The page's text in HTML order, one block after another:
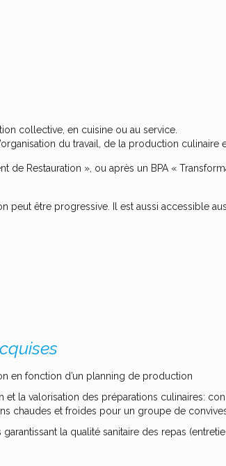
collective, en cuisine ou au service.
du travail, de la production culinaire
de Restauration », ou après un BPA «
peut être progressive. Il est aussi accessible
en fonction d’un planning de production
et la valorisation des préparations culinaires:
chaudes et froides pour un groupe de
garantissant la qualité sanitaire des repas